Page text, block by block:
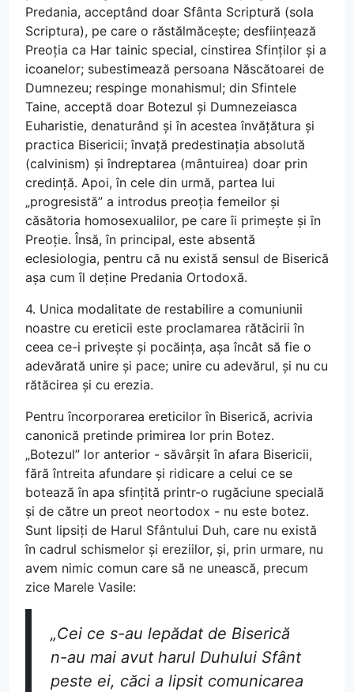
Predania, acceptând doar Sfânta Scriptură (sola
Scriptura), pe care o răstălmăcește; desființează
Preoția ca Har tainic special, cinstirea Sfinților și a
icoanelor; subestimează persoana Născătoarei de
Dumnezeu; respinge monahismul; din Sfintele
Taine, acceptă doar Botezul și Dumnezeiasca
Euharistie, denaturând și în acestea învățătura și
practica Bisericii; învață predestinația absolută
(calvinism) și îndreptarea (mântuirea) doar prin
credință. Apoi, în cele din urmă, partea lui
„progresistă” a introdus preoția femeilor și
căsătoria homosexualilor, pe care îi primește și în
Preoție. Însă, în principal, este absentă
eclesiologia, pentru că nu există sensul de Biserică
așa cum îl deține Predania Ortodoxă.
4. Unica modalitate de restabilire a comuniunii
noastre cu ereticii este proclamarea rătăcirii în
ceea ce-i privește și pocăința, așa încât să fie o
adevărată unire și pace; unire cu adevărul, și nu cu
rătăcirea și cu erezia.
Pentru încorporarea ereticilor în Biserică, acrivia
canonică pretinde primirea lor prin Botez.
„Botezul” lor anterior - săvârșit în afara Bisericii,
fără întreita afundare și ridicare a celui ce se
botează în apa sfințită printr-o rugăciune specială
și de către un preot neortodox - nu este botez.
Sunt lipsiți de Harul Sfântului Duh, care nu există
în cadrul schismelor și ereziilor, și, prin urmare, nu
avem nimic comun care să ne unească, precum
zice Marele Vasile:
„Cei ce s-au lepădat de Biserică
n-au mai avut harul Duhului Sfânt
peste ei, căci a lipsit comunicarea